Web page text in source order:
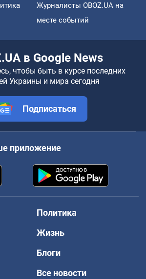
Журналисты OBOZ.UA на
месте событий
в Google News
чтобы быть в курсе последних
Украины и мира сегодня
Подписаться
приложение
Политика
Жизнь
Блоги
Все новости